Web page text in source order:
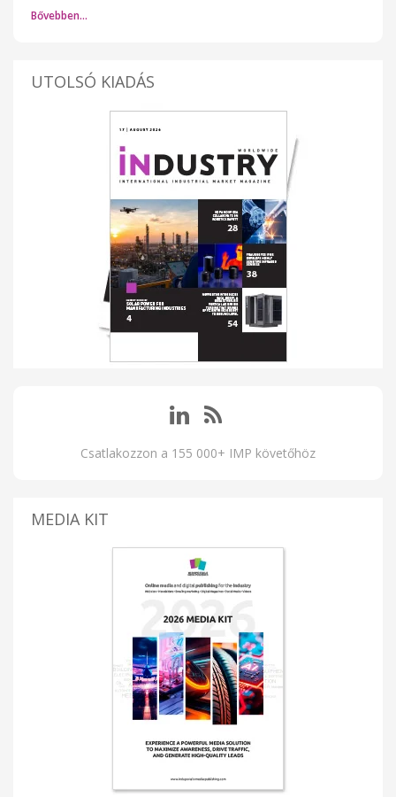
Bővebben…
UTOLSÓ KIADÁS
Csatlakozzon a 155 000+ IMP követőhöz
MEDIA KIT